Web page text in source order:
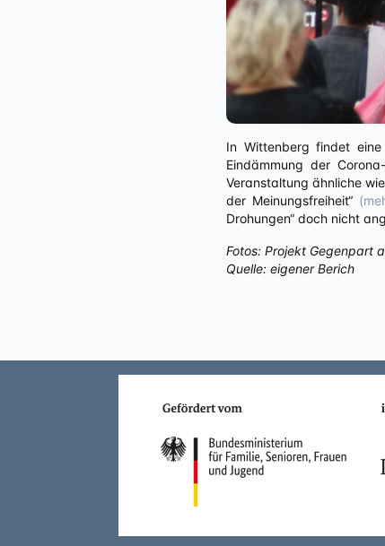
In Wittenberg findet
Eindämmung der
Veranstaltung ähnliche
der Meinungsfreiheit“
Drohungen“ doch nicht
Fotos: Projekt Gegenpart
Quelle: eigener Berich